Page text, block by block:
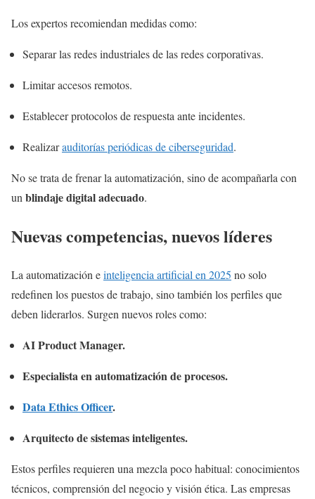
Los expertos recomiendan medidas como:
Separar las redes industriales de las redes corporativas.
Limitar accesos remotos.
Establecer protocolos de respuesta ante incidentes.
Realizarauditorías periódicas de ciberseguridad.
No se trata de frenar la automatización, sino de acompañarla con
un blindaje digital adecuado.
Nuevas competencias, nuevos líderes
La automatización einteligencia artificial en 2025 no solo
redefinen los puestos de trabajo, sino también los perfiles que
deben liderarlos. Surgen nuevos roles como:
AI Product Manager.
Especialista en automatización de procesos.
Data Ethics Officer.
Arquitecto de sistemas inteligentes.
Estos perfiles requieren una mezcla poco habitual: conocimientos
técnicos, comprensión del negocio y visión ética. Las empresas